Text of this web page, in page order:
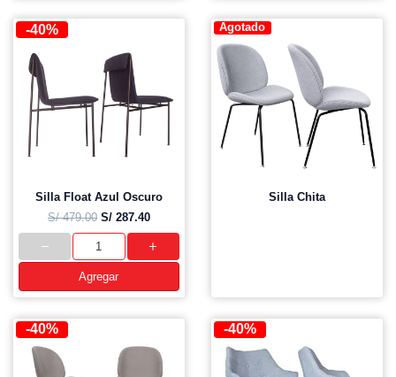
-40%
Silla Float Azul Oscuro
S/ 479.00 S/ 287.40
Agregar
Agotado
Silla Chita
-40% -40%